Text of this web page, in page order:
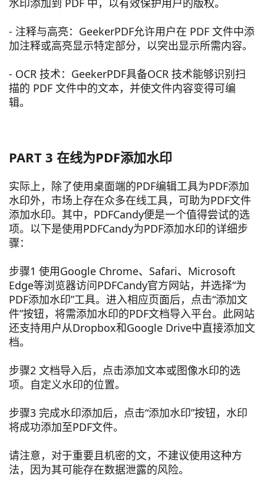
水印添加到 PDF 中，以有效保护用户的版权。
- 注释与高亮：GeekerPDF允许用户在 PDF 文件中添
加注释或高亮显示特定部分，以突出显示所需内容。
- OCR 技术：GeekerPDF具备OCR 技术能够识别扫
描的 PDF 文件中的文本，并使文件内容变得可编
辑。
PART 3 在线为PDF添加水印
实际上，除了使用桌面端的PDF编辑工具为PDF添加
水印外，市场上存在众多在线工具，可助为PDF文件
添加水印。其中，PDFCandy便是一个值得尝试的选
项。以下是使用PDFCandy为PDF添加水印的详细步
骤：
步骤1 使用Google Chrome、Safari、Microsoft
Edge等浏览器访问PDFCandy官方网站，并选择“为
PDF添加水印”工具。进入相应页面后，点击“添加文
件”按钮，将需添加水印的PDF文档导入平台。此网站
还支持用户从Dropbox和Google Drive中直接添加文
档。
步骤2 文档导入后，点击添加文本或图像水印的选
项。自定义水印的位置。
步骤3 完成水印添加后，点击“添加水印”按钮，水印
将成功添加至PDF文件。
请注意，对于重要且机密的文，不建议使用这种方
法，因为其可能存在数据泄露的风险。